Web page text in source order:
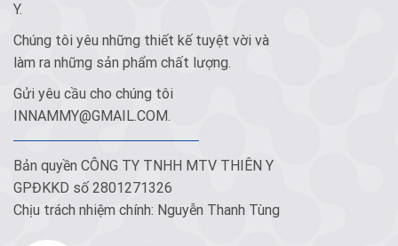
Y.
Chúng tôi yêu những thiết kế tuyệt vời và
làm ra những sản phẩm chất lượng.
Gửi yêu cầu cho chúng tôi
INNAMMY@GMAIL.COM.
Bản quyền CÔNG TY TNHH MTV THIÊN Y
GPĐKKD số 2801271326
Chịu trách nhiệm chính: Nguyễn Thanh Tùng